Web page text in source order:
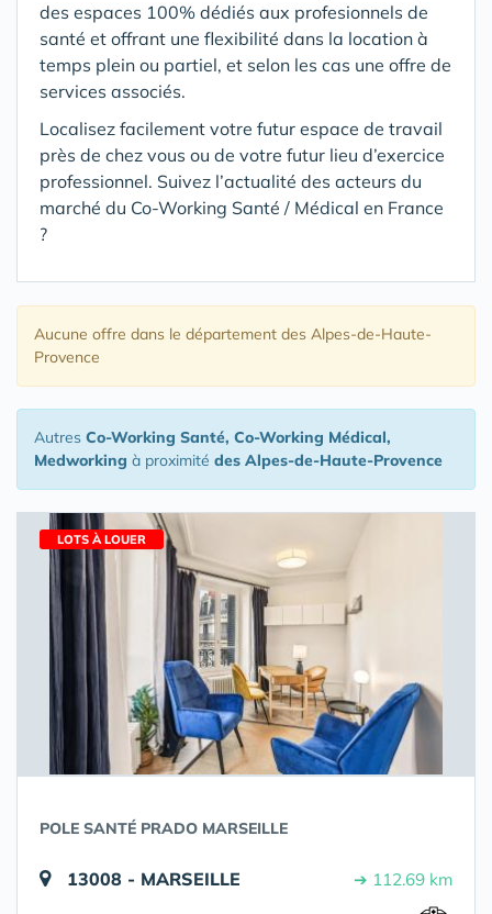
des espaces 100% dédiés aux profesionnels de
santé et offrant une flexibilité dans la location à
temps plein ou partiel, et selon les cas une offre de
services associés.
Localisez facilement votre futur espace de travail
près de chez vous ou de votre futur lieu d’exercice
professionnel. Suivez l’actualité des acteurs du
marché du Co-Working Santé / Médical en France
?
Aucune offre dans le département des Alpes-de-Haute-
Provence
Autres Co-Working Santé, Co-Working Médical,
Medworking à proximité des Alpes-de-Haute-Provence
LOTS À LOUER
POLE SANTÉ PRADO MARSEILLE
13008 - MARSEILLE ➔ 112.69 km